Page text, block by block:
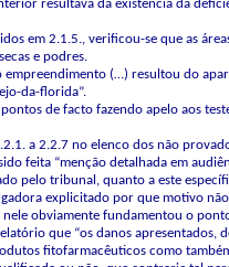
resultava da existência da
em 2.1.5., verificou-se que as
e podres.
(…) resultou do
da-florida”.
de facto fazendo apelo aos
a 2.2.7 no elenco dos não
feita “menção detalhada em
pelo tribunal, quanto a este
explicitado por que motivo
obviamente fundamentou o
que “os danos apresentados,
fitofarmacêuticos como